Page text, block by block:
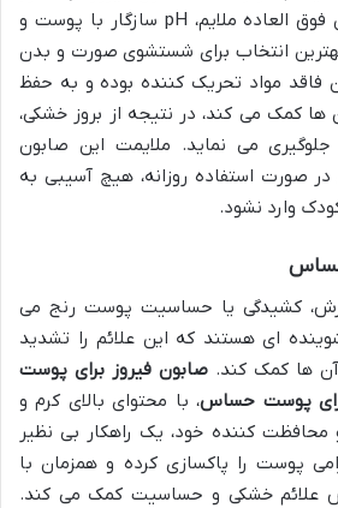
، به دلیل فرمولاسیون فوق العاده ملایم، pH سازگار با پوست و
انتخاب برای شستشوی صورت و بدن
فاقد مواد تحریک کننده بوده و به حفظ
کمک می کند، در نتیجه از بروز خشکی،
می نماید. ملایمت این صابون
صورت استفاده روزانه، هیچ آسیبی به
وارد نشود.
کشیدگی یا حساسیت پوست رنج می
ای هستند که این علائم را تشدید
ها کمک کند.صابون فیروز برای پوست
پوست حساس، با محتوای بالای کرم و
محافظت کننده خود، یک راهکار بی نظیر
پوست را پاکسازی کرده و همزمان با
علائم خشکی و حساسیت کمک می کند.